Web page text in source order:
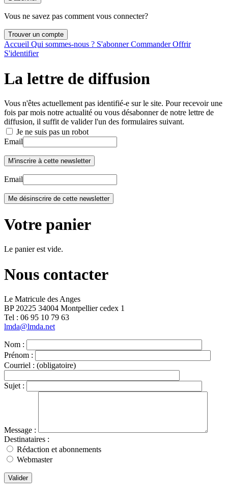
Vous ne savez pas comment vous connecter?
Accueil Qui sommes-nous ? S'abonnerCommanderOffrir
S'identifier
La lettre de diffusion
Vous n'êtes actuellement pas identifié-e sur le site. Pour recevoir une
fois par mois notre actualité ou vous désabonner de notre lettre de
diffusion, il suffit de valider l'un des formulaires suivant.
Je ne suis pas un robot
Email
Email
Votre panier
Le panier est vide.
Nous contacter
Le Matricule des Anges
BP 20225 34004 Montpellier cedex 1
Tel : ‭06 95 10 79 63
lmda@lmda.net
Nom :
Prénom :
Courriel : (obligatoire)
Sujet :
Message :
Destinataires :
Rédaction et abonnements
Webmaster
Valider